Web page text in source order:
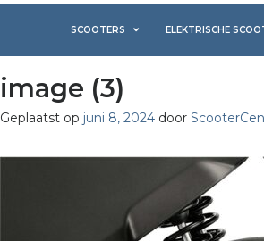
SCOOTERS ELEKTRISCHE
image (3)
Geplaatst op juni 8, 2024 door